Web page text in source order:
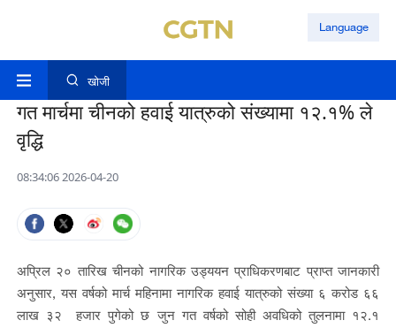
Language
खोजी
गत मार्चमा चीनको हवाई यात्रुको संख्यामा १२.१% ले
वृद्धि
08:34:06 2026-04-20
अप्रिल २० तारिख चीनको नागरिक उड्ययन प्राधिकरणबाट प्राप्त जानकारी
अनुसार, यस वर्षको मार्च महिनामा नागरिक हवाई यात्रुको संख्या ६ करोड ६६
लाख ३२ हजार पुगेको छ जुन गत वर्षको सोही अवधिको तुलनामा १२.१